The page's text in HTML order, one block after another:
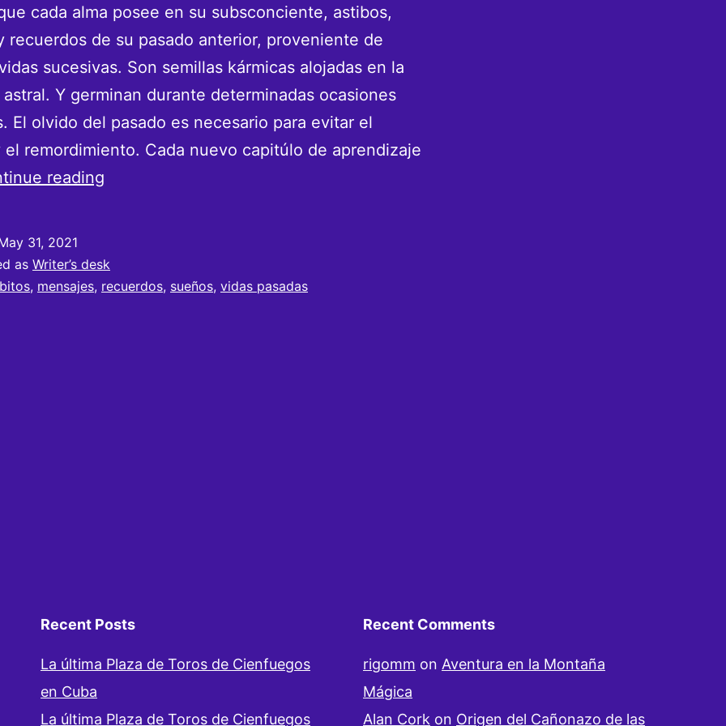
cada alma posee en su subsconciente, astibos,
recuerdos de su pasado anterior, proveniente de
sucesivas. Son semillas kármicas alojadas en la
Y germinan durante determinadas ocasiones
El olvido del pasado es necesario para evitar el
el remordimiento. Cada nuevo capitúlo de aprendizaje
reading
Recuerdos
31, 2021
as Writer’s desk
, mensajes, recuerdos, sueños, vidas pasadas
Recent Posts
La última Plaza de Toros de Cienfuegos
en Cuba
La última Plaza de Toros de Cienfuegos
Recent Comments
rigomm on Aventura en la Montaña
Mágica
Alan Cork on Origen del Cañonazo de las